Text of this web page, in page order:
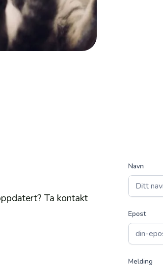
Ta kontakt
Navn
Epost
Melding